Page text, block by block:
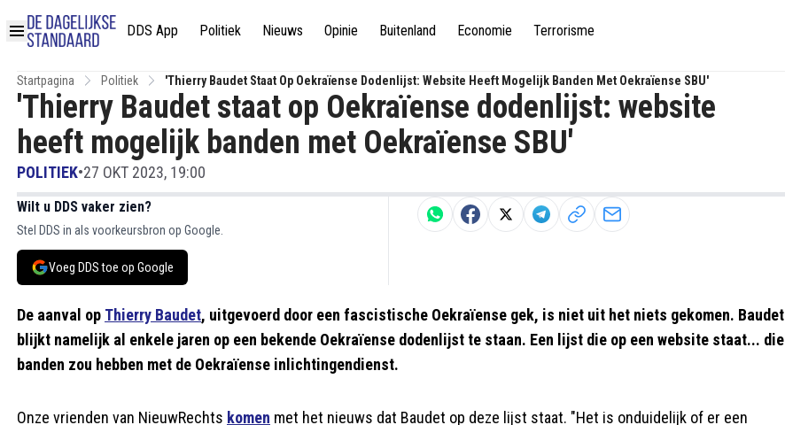
DDS App Politiek Nieuws Opinie Buitenland Economie Terrorisme
Startpagina Politiek 'Thierry Baudet Staat Op Oekraïense Dodenlijst: Website Heeft Mogelijk Banden Met Oekraïense SBU'
'Thierry Baudet staat op Oekraïense dodenlijst: website
heeft mogelijk banden met Oekraïense SBU'
POLITIEK•27 OKT 2023, 19:00
Wilt u DDS vaker zien?
Stel DDS in als voorkeursbron op Google.
Voeg DDS toe op Google
De aanval op Thierry Baudet, uitgevoerd door een fascistische Oekraïense gek, is niet uit het niets gekomen. Baudet
blijkt namelijk al enkele jaren op een bekende Oekraïense dodenlijst te staan. Een lijst die op een website staat... die
banden zou hebben met de Oekraïense inlichtingendienst.
Onze vrienden van NieuwRechts komen met het nieuws dat Baudet op deze lijst staat. "Het is onduidelijk of er een